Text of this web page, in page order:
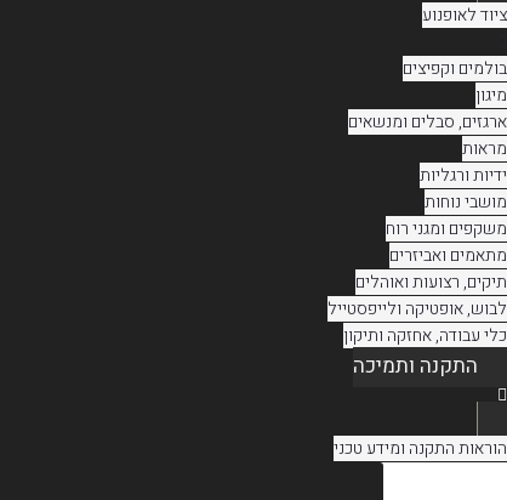
ציוד לאופנוע
בולמים וקפיצים
מיגון
ארגזים, סבלים ומנשאים
מראות
ידיות ורגליות
מושבי נוחות
משקפים ומגני רוח
מתאמים ואביזרים
תיקים, רצועות ואוהלים
לבוש, אופטיקה ולייפסטייל
כלי עבודה, אחזקה ותיקון
התקנה ותמיכה
הוראות התקנה ומידע טכני